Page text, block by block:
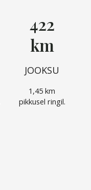
422
km
JOOKSU
1,45 km
pikkusel ringil.